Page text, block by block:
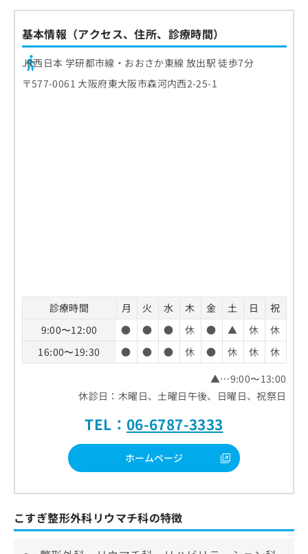
基本情報（アクセス、住所、診療時間）
JR西日本 学研都市線・おおさか東線 放出駅 徒歩7分
〒577-0061 大阪府東大阪市森河内西2-25-1
診療時間 月 火 水 木 金 土 日
祝
9:00〜12:00
● ● ● 休 ● ▲ 休
休
16:00〜19:30
● ● ● 休 ● 休 休
休
▲…9:00〜13:00
休診日：木曜日、土曜日午後、日曜日、祝祭日
TEL： 06-6787-3333
ホームページ
こすぎ整形外科リウマチ科の特徴